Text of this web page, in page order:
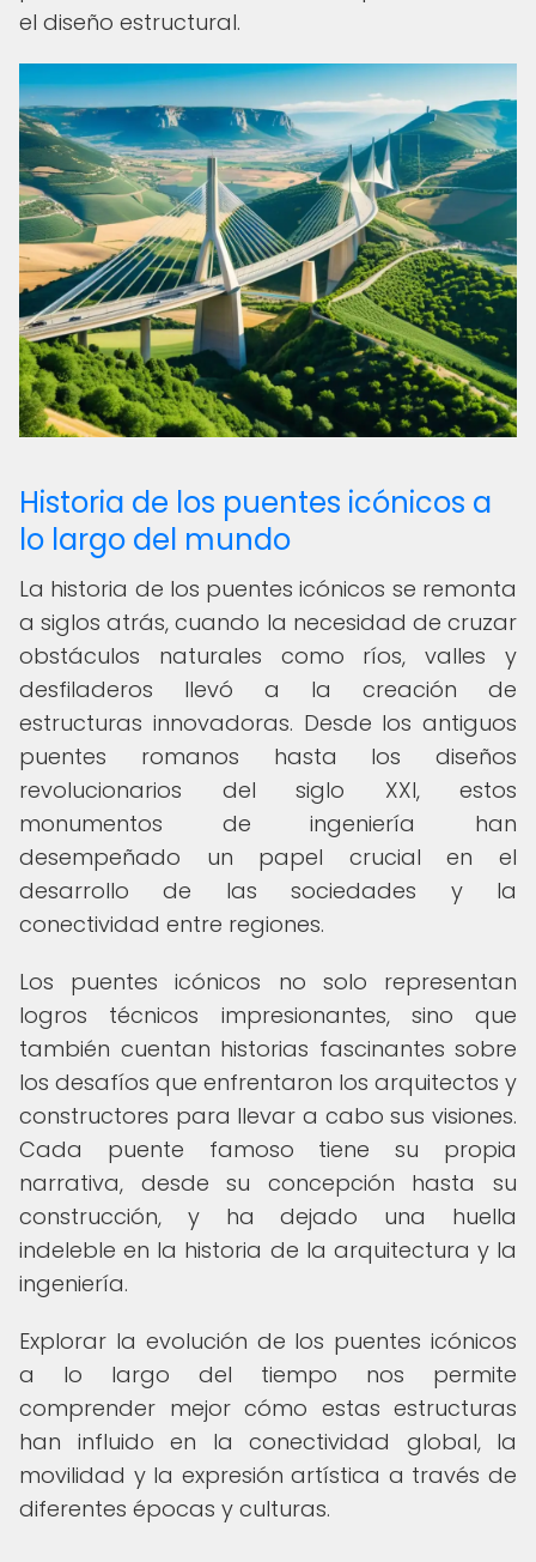
el diseño estructural.
Historia de los puentes icónicos a
lo largo del mundo
La historia de los puentes icónicos se remonta
a siglos atrás, cuando la necesidad de cruzar
obstáculos naturales como ríos, valles y
desfiladeros llevó a la creación de
estructuras innovadoras. Desde los antiguos
puentes romanos hasta los diseños
revolucionarios del siglo XXI, estos
monumentos de ingeniería han
desempeñado un papel crucial en el
desarrollo de las sociedades y la
conectividad entre regiones.
Los puentes icónicos no solo representan
logros técnicos impresionantes, sino que
también cuentan historias fascinantes sobre
los desafíos que enfrentaron los arquitectos y
constructores para llevar a cabo sus visiones.
Cada puente famoso tiene su propia
narrativa, desde su concepción hasta su
construcción, y ha dejado una huella
indeleble en la historia de la arquitectura y la
ingeniería.
Explorar la evolución de los puentes icónicos
a lo largo del tiempo nos permite
comprender mejor cómo estas estructuras
han influido en la conectividad global, la
movilidad y la expresión artística a través de
diferentes épocas y culturas.